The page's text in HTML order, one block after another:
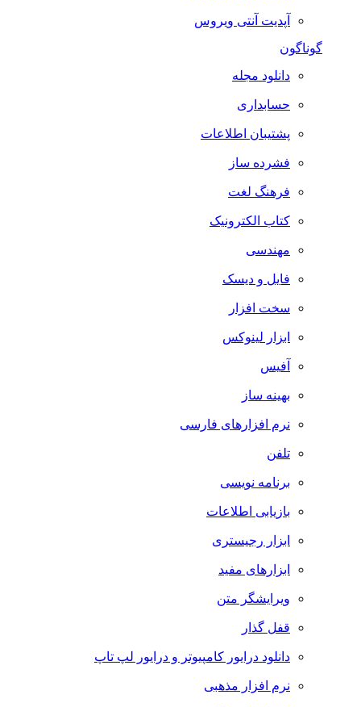
آپدیت آنتی ویروس
گوناگون
دانلود مجله
حسابداری
پشتیبان اطلاعات
فشرده ساز
فرهنگ لغت
کتاب الکترونیک
مهندسی
فایل و دیسک
سخت افزار
ابزار لینوکس
آفیس
بهینه ساز
نرم افزارهای فارسی
تلفن
برنامه نویسی
بازیابی اطلاعات
ابزار رجیستری
ابزارهای مفید
ویرایشگر متن
قفل گذار
دانلود درایور کامپیوتر و درایور لپ تاپ
نرم افزار مذهبی